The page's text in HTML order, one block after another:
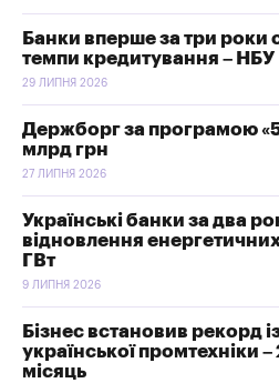
Банки вперше за три роки
темпи кредитування – НБУ
29 ЛИПНЯ 2026
Держборг за програмою
млрд грн
27 ЛИПНЯ 2026
Українські банки за два
відновлення
ГВт
9 ЛИПНЯ 2026
Бізнес встановив рекорд
української промтехніки
місяць